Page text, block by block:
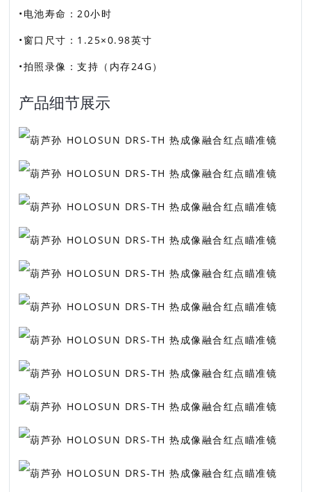
•电池寿命：20小时
•窗口尺寸：1.25×0.98英寸
•拍照录像：支持（内存24G）
产品细节展示